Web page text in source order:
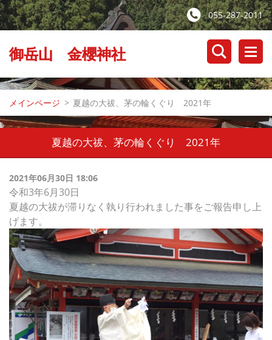
055-287-2011
御岳山 金櫻神社
メインページ > 夏越の大祓、茅の輪くぐり 2021年
夏越の大祓、茅の輪くぐり 2021年
2021年06月30日 18:06
令和3年6月30日
夏越の大祓が滞りなく執り行われました事をご報告申し上
げます。